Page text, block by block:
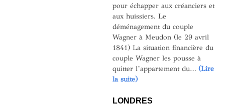
pour échapper aux créanciers et
aux huissiers. Le
déménagement du couple
Wagner à Meudon (le 29 avril
1841) La situation financière du
couple Wagner les pousse à
quitter l’appartement du… (Lire
la suite)
LONDRES